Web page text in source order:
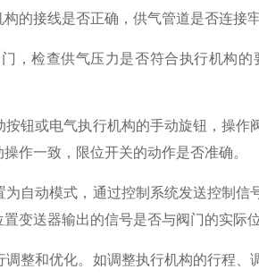
的接线是否正确，供气管道是否连接
，检查供气压力是否符合执行机构
按钮或电气执行机构的手动旋钮，操
作一致，限位开关的动作是否准确。
为自动模式，通过控制系统发送控制
变送器输出的信号是否与阀门的实际位
整和优化。如调整执行机构的行程